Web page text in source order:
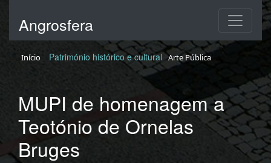
Angrosfera
Início Património histórico e cultural Arte Pública
MUPI de homenagem a
Teotónio de Ornelas
Bruges